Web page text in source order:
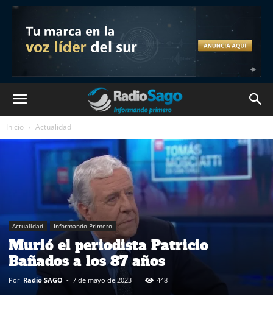
Inicio Actualidad
Actualidad Informando Primero
Murió el periodista Patricio
Bañados a los 87 años
Por Radio SAGO - 7 de mayo de 2023 448